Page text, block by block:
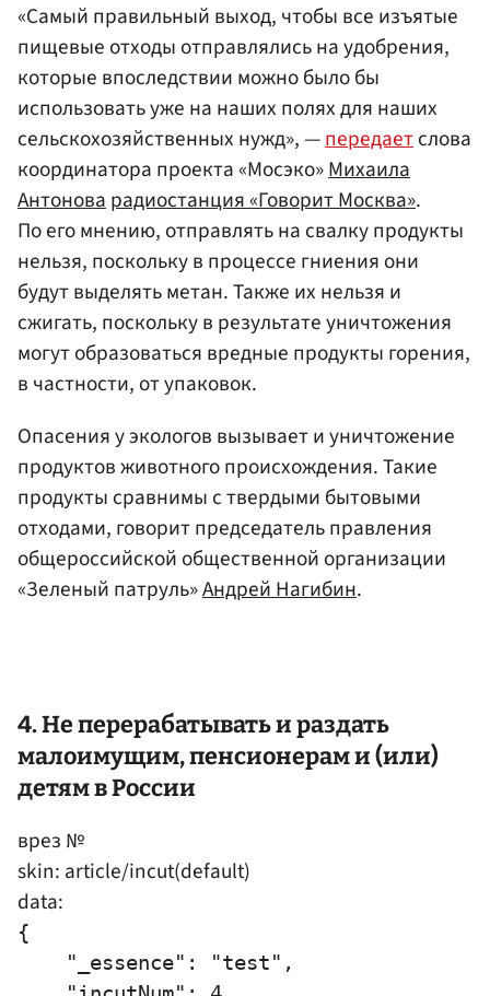
«Самый правильный выход, чтобы все изъятые
пищевые отходы отправлялись на удобрения,
которые впоследствии можно было бы
использовать уже на наших полях для наших
сельскохозяйственных нужд», —передаетслова
координатора проекта «Мосэко»Михаила
Антоноварадиостанция «Говорит Москва».
По его мнению, отправлять на свалку продукты
нельзя, поскольку в процессе гниения они
будут выделять метан. Также их нельзя и
сжигать, поскольку в результате уничтожения
могут образоваться вредные продукты горения,
в частности, от упаковок.
Опасения у экологов вызывает и уничтожение
продуктов животного происхождения. Такие
продукты сравнимы с твердыми бытовыми
отходами, говорит председатель правления
общероссийской общественной организации
«Зеленый патруль»Андрей Нагибин.
4. Не перерабатывать и раздать
малоимущим, пенсионерам и (или)
детям в России
врез №
skin: article/incut(default)
data:
{
    "_essence": "test",